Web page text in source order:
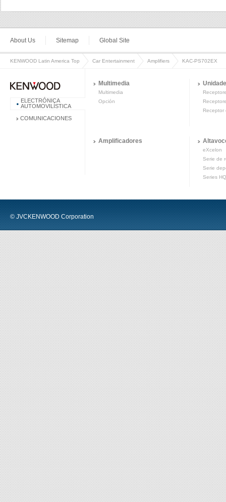
About Us Sitemap Global Site
KENWOOD Latin America Top Car Entertainment Amplifiers KAC-PS702EX
ELECTRÓNICA
AUTOMOVILÍSTICA
COMUNICACIONES
Multimedia
Multimedia
Opción
Receptor
Amplificadores
eXcelon
Serie de
Serie
Series
© JVCKENWOOD Corporation